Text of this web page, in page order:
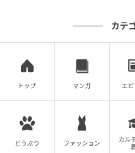
ピエモンテの豊かな丘陵
もぎたての白桃や、初夏
な、圧倒的に華やかで甘
細やかな泡がパチパチと
る爽やかな香りは、それ
い流してくれるかのようだ
カテ
トップ マンガ エ
どうぶつ ファッション
カル